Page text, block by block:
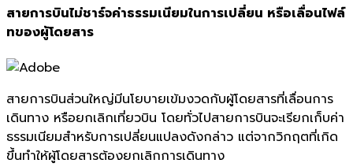
สายการบินไม่ชาร์จค่าธรรมเนียมในการเปลี่ยน หรือเลื่อนไฟล์
ทของผู้โดยสาร
สายการบินส่วนใหญ่มีนโยบายเข้มงวดกับผู้โดยสารที่เลื่อนการ
เดินทาง หรือยกเลิกเที่ยวบิน โดยทั่วไปสายการบินจะเรียกเก็บค่า
ธรรมเนียมสำหรับการเปลี่ยนแปลงดังกล่าว แต่จากวิกฤตที่เกิด
ขึ้นทำให้ผู้โดยสารต้องยกเลิกการเดินทาง